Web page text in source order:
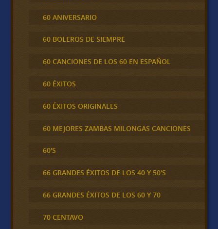
60 ANIVERSARIO
60 BOLEROS DE SIEMPRE
60 CANCIONES DE LOS 60 EN ESPAÑOL
60 ÉXITOS
60 ÉXITOS ORIGINALES
60 MEJORES ZAMBAS MILONGAS CANCIONES
60'S
66 GRANDES ÉXITOS DE LOS 40 Y 50'S
66 GRANDES ÉXITOS DE LOS 60 Y 70
70 CENTAVO